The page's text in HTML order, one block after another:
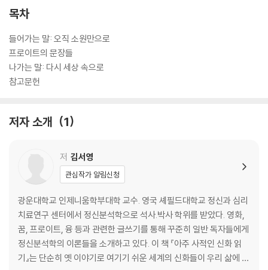
목차
들어가는 말: 오직 소원만으로
프로이트의 문장들
나가는 말: 다시 세상 속으로
참고문헌
저자 소개 1
저 김서영
관심작가 알림신청
광운대학교 인제니움학부대학 교수. 영국 셰필드대학교 정신과 심리
치료연구 센터에서 정신분석학으로 석사.박사 학위를 받았다. 영화,
꿈, 프로이트, 융 등과 관련한 글쓰기를 통해 꾸준히 일반 독자들에게
정신분석학의 이론들을 소개하고 있다. 이 책 『아주 사적인 신화 읽
기』는 단순히 옛 이야기로 여기기 쉬운 세계의 신화들이 우리 삶에 어